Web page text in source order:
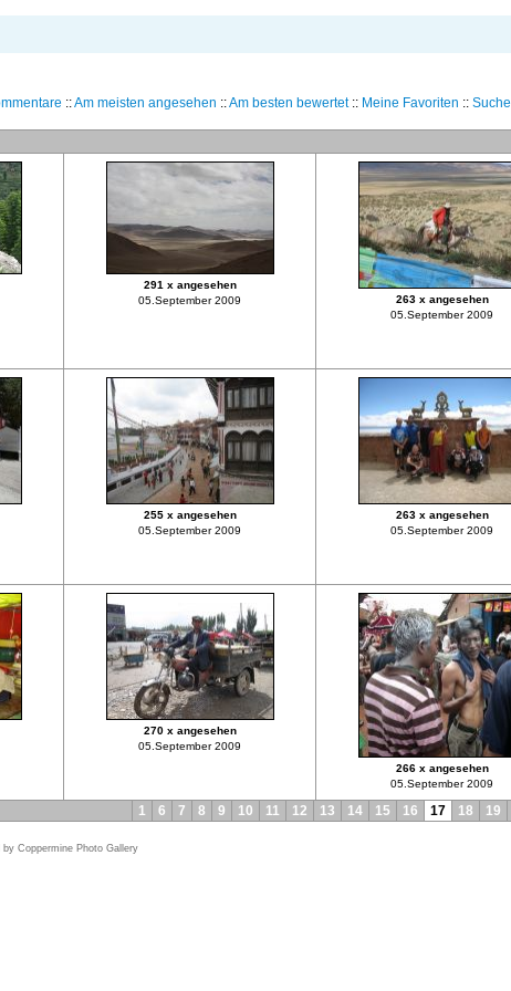
::Am meisten angesehen ::Am besten bewertet:: Meine Favoriten :: Suche
291 x angesehen
05.September 2009
263 x angesehen
05.September 2009
255 x angesehen
05.September 2009
263 x angesehen
05.September 2009
270 x angesehen
05.September 2009
266 x angesehen
05.September 2009
1 6 7 8 9 10 11 12 13 14 15 16 17 18 19
by Coppermine Photo Gallery